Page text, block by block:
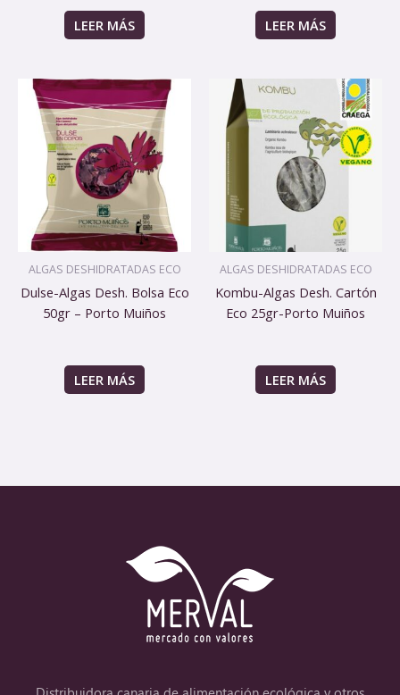
LEER MÁS LEER MÁS
ALGAS DESHIDRATADAS ECO
Dulse-Algas Desh. Bolsa Eco
50gr – Porto Muiños
LEER MÁS
ALGAS DESHIDRATADAS ECO
Kombu-Algas Desh. Cartón
Eco 25gr-Porto Muiños
LEER MÁS